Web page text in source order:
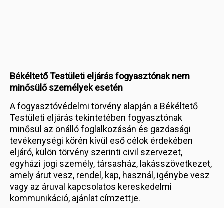
Békéltető Testületi eljárás fogyasztónak nem
minősülő személyek esetén
A fogyasztóvédelmi törvény alapján a Békéltető
Testületi eljárás tekintetében fogyasztónak
minősül az önálló foglalkozásán és gazdasági
tevékenységi körén kívül eső célok érdekében
eljáró, külön törvény szerinti civil szervezet,
egyházi jogi személy, társasház, lakásszövetkezet,
amely árut vesz, rendel, kap, használ, igénybe vesz
vagy az áruval kapcsolatos kereskedelmi
kommunikáció, ajánlat címzettje.